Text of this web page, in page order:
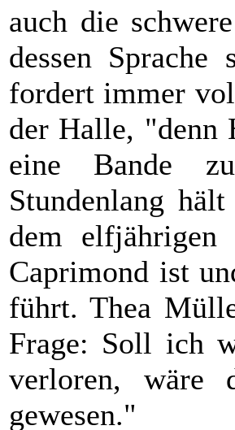
auch die
dessen
fordert immer
der Halle, "denn
eine Bande
Stundenlang
dem elfjährigen
Caprimond ist
führt. Thea
Frage: Soll ich
verloren, wäre
gewesen."